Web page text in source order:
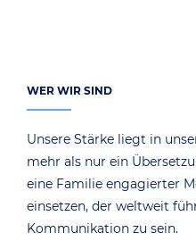
WER WIR SIND
Unsere Stärke liegt in
mehr als nur ein
eine Familie engagierter
einsetzen, der weltweit
Kommunikation zu sein.